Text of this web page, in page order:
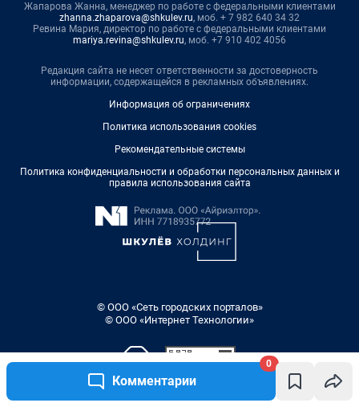
Комментарии
0
Жапарова Жанна, менеджер по работе с федеральными клиентами
zhanna.zhaparova@shkulev.ru, моб. + 7 982 640 34 32
Ревина Мария, директор по работе с федеральными клиентами
mariya.revina@shkulev.ru, моб. +7 910 402 4056
Редакция сайта не несет ответственности за достоверность
информации, содержащейся в рекламных объявлениях.
Информация об ограничениях
Политика использования cookies
Рекомендательные системы
Политика конфиденциальности и обработки персональных данных и
правила использования сайта
© ООО «Сеть городских порталов»
© ООО «Интернет Технологии»